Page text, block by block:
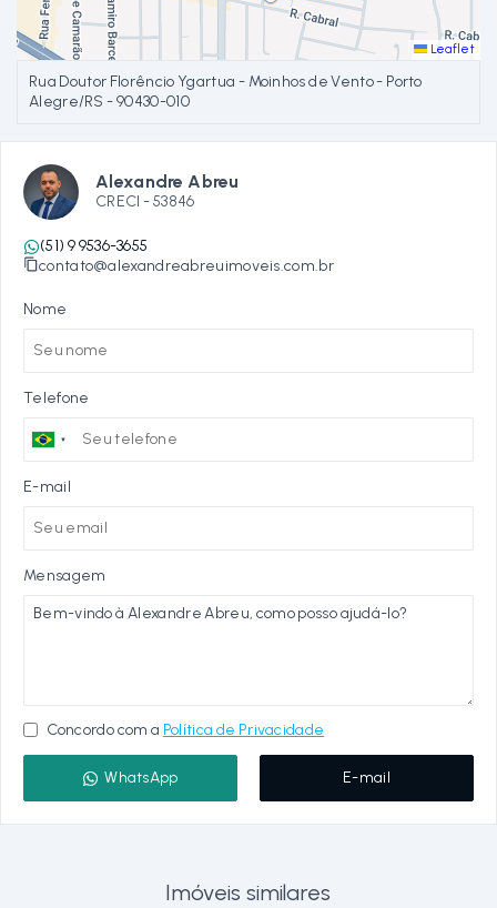
Leaflet
Rua Doutor Florêncio Ygartua - Moinhos de Vento - Porto
Alegre/RS - 90430-010
Alexandre Abreu
CRECI -53846
(51) 9 9536-3655
contato@alexandreabreuimoveis.com.br
Nome
Telefone
E-mail
Mensagem
Concordo com a Política de Privacidade
WhatsApp E-mail
Imóveis similares